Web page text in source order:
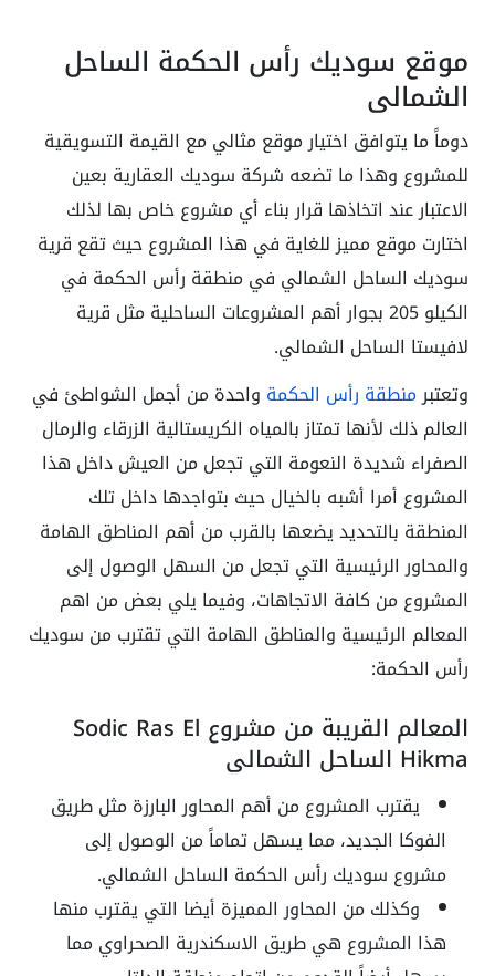
موقع سوديك رأس الحكمة الساحل
الشمالي
دوماً ما يتوافق اختيار موقع مثالي مع القيمة التسويقية
للمشروع وهذا ما تضعه شركة سوديك العقارية بعين
الاعتبار عند اتخاذها قرار بناء أي مشروع خاص بها لذلك
اختارت موقع مميز للغاية في هذا المشروع حيث تقع قرية
سوديك الساحل الشمالي في منطقة رأس الحكمة في
الكيلو 205 بجوار أهم المشروعات الساحلية مثل قرية
لافيستا الساحل الشمالي.
وتعتبرمنطقة رأس الحكمة واحدة من أجمل الشواطئ في
العالم ذلك لأنها تمتاز بالمياه الكريستالية الزرقاء والرمال
الصفراء شديدة النعومة التي تجعل من العيش داخل هذا
المشروع أمرا أشبه بالخيال حيث بتواجدها داخل تلك
المنطقة بالتحديد يضعها بالقرب من أهم المناطق الهامة
والمحاور الرئيسية التي تجعل من السهل الوصول إلى
المشروع من كافة الاتجاهات، وفيما يلي بعض من اهم
المعالم الرئيسية والمناطق الهامة التي تقترب من سوديك
رأس الحكمة:
المعالم القريبة من مشروع Sodic Ras El
Hikma الساحل الشمالي
يقترب المشروع من أهم المحاور البارزة مثل طريق
الفوكا الجديد، مما يسهل تماماً من الوصول إلى
مشروع سوديك رأس الحكمة الساحل الشمالي.
وكذلك من المحاور المميزة أيضا التي يقترب منها
هذا المشروع هي طريق الاسكندرية الصحراوي مما